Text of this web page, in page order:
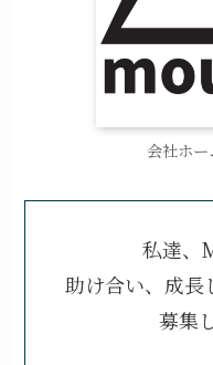
会社ホー
私達
助け合い、成長
募集